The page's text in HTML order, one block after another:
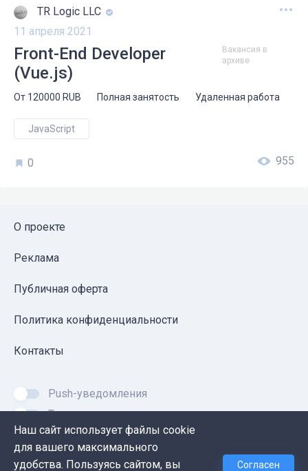
TR Logic LLC
11 апреля 2021
Front-End Developer
(Vue.js)
Вакансия в
архиве
От 120000 RUB Полная занятость Удаленная работа
JavaScript
0 955
О проекте
Реклама
Публичная оферта
Политика конфиденциальности
Контакты
Push-уведомления
Темная тема
Наш сайт использует файлы cookie
для вашего максимального
удобства. Пользуясь сайтом, вы
Согласен